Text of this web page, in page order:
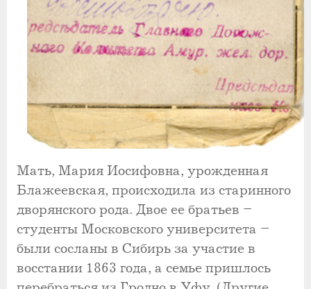
Мать, Мария Иосифовна, урожденная
Блажеевская, происходила из старинного
дворянского рода. Двое ее братьев –
студенты Московского университета –
были сосланы в Сибирь за участие в
восстании 1863 года, а семье пришлось